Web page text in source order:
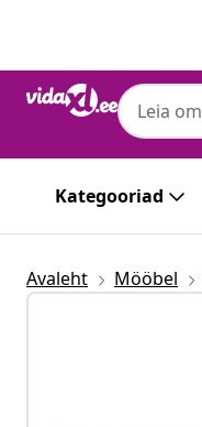
Kategooriad
Avaleht Mööbel